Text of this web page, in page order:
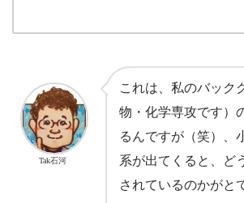
これは、私のバック
物・化学専攻です）
るんですが（笑）、
系が出てくると、ど
されているのかがと
Tak石河